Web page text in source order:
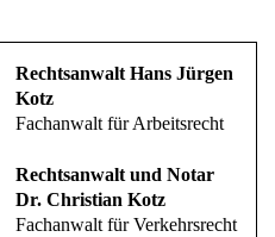
Rechtsanwalt Hans Jürgen
Kotz
Fachanwalt für Arbeitsrecht
Rechtsanwalt und Notar
Dr. Christian Kotz
Fachanwalt für Verkehrsrecht